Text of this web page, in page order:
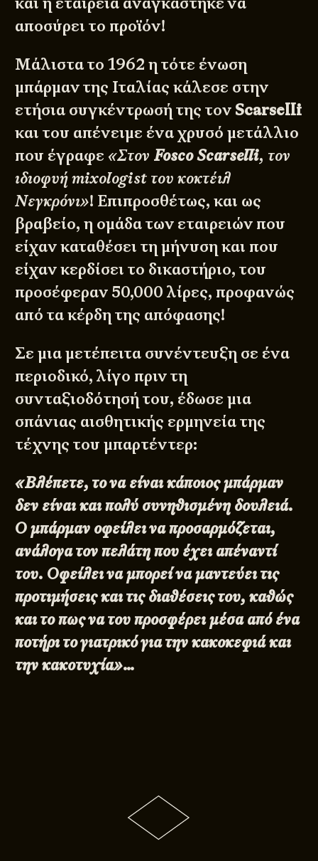
αποσύρει το προϊόν!
Μάλιστα το 1962 η τότε ένωση
μπάρμαν της Ιταλίας κάλεσε στην
ετήσια συγκέντρωσή της τον Scarselli
και του απένειμε ένα χρυσό μετάλλιο
που έγραφε«Στον Fosco Scarselli, τον
ιδιοφυή mixologist του κοκτέιλ
Νεγκρόνι»! Επιπροσθέτως, και ως
βραβείο, η ομάδα των εταιρειών που
είχαν καταθέσει τη μήνυση και που
είχαν κερδίσει το δικαστήριο, του
προσέφεραν 50,000 λίρες, προφανώς
από τα κέρδη της απόφασης!
Σε μια μετέπειτα συνέντευξη σε ένα
περιοδικό, λίγο πριν τη
συνταξιοδότησή του, έδωσε μια
σπάνιας αισθητικής ερμηνεία της
τέχνης του μπαρτέντερ:
«Βλέπετε, το να είναι κάποιος μπάρμαν
δεν είναι και πολύ συνηθισμένη δουλειά.
Ο μπάρμαν οφείλει να προσαρμόζεται,
ανάλογα τον πελάτη που έχει απέναντί
του. Οφείλει να μπορεί να μαντεύει τις
προτιμήσεις και τις διαθέσεις του, καθώς
και το πως να του προσφέρει μέσα από ένα
ποτήρι το γιατρικό για την κακοκεφιά και
την κακοτυχία»…